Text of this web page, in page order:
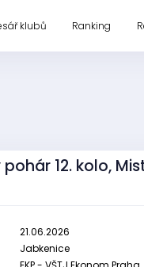
klubů Ranking
12. kolo,
21.06.2026
Jabkenice